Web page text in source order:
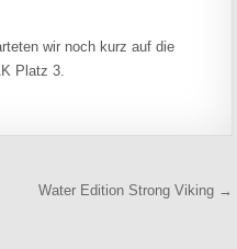
wir noch kurz auf die
Platz 3.
Water Edition Strong Viking →